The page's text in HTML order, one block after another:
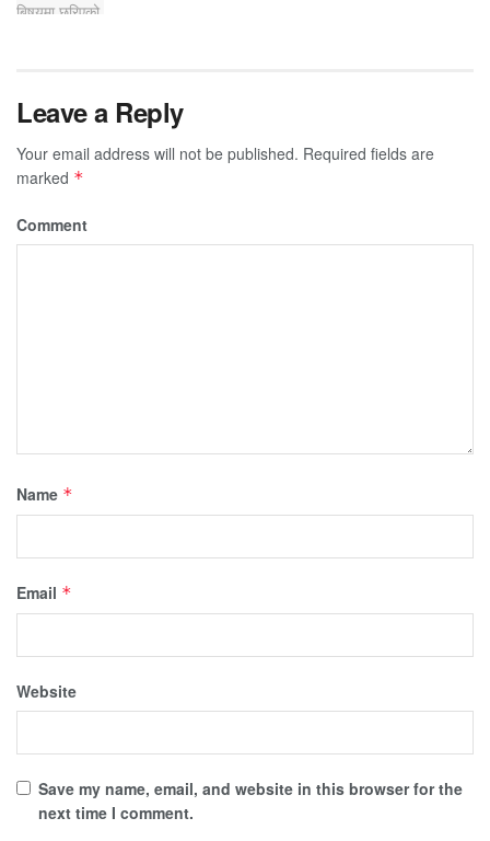
Leave a Reply
Your email address will not be published. Required fields are
marked *
Comment
Name *
Email *
Website
Save my name, email, and website in this browser for the
next time I comment.